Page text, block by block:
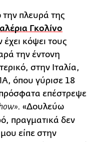
την πλευρά της
Γκολίνο
έχει κόψει τους
την έντονη
στην Ιταλία,
όπου γύρισε 18
πρόσφατα επέστρεψε
. «Δουλεύω
πραγματικά δεν
είπε στην